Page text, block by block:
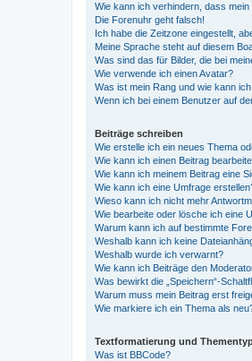
Wie kann ich verhindern, dass
Die Forenuhr geht falsch!
Ich habe die Zeitzone eingestellt,
Meine Sprache steht auf diesem
Was sind das für Bilder, die bei
Wie verwende ich einen Avatar?
Was ist mein Rang und wie kann
Wenn ich bei einem Benutzer auf
Beiträge schreiben
Wie erstelle ich ein neues Thema
Wie kann ich einen Beitrag
Wie kann ich meinem Beitrag eine
Wie kann ich eine Umfrage
Wieso kann ich nicht mehr
Wie bearbeite oder lösche ich eine
Warum kann ich auf bestimmte
Weshalb kann ich keine
Weshalb wurde ich verwarnt?
Wie kann ich Beiträge den
Was bewirkt die „Speichern“-
Warum muss mein Beitrag erst
Wie markiere ich ein Thema als
Textformatierung und
Was ist BBCode?